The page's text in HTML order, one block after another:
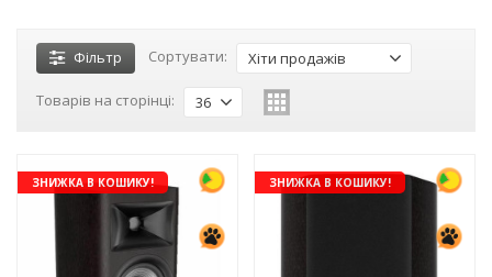
Фільтр Сортувати: Хіти продажів
Товарів на сторінці: 36
ЗНИЖКА В КОШИКУ! ЗНИЖКА В КОШИКУ!